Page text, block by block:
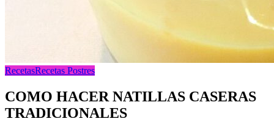
RecetasRecetas Postres
COMO HACER NATILLAS CASERAS
TRADICIONALES